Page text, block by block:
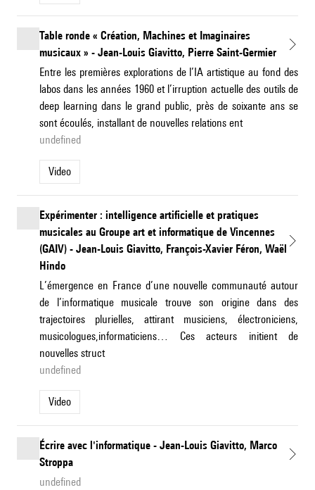
Table ronde « Création, Machines et Imaginaires
musicaux » - Jean-Louis Giavitto, Pierre Saint-Germier
Entre les premières explorations de l’IA artistique au fond des
labos dans les années 1960 et l’irruption actuelle des outils de
deep learning dans le grand public, près de soixante ans se
sont écoulés, installant de nouvelles relations ent
undefined
Video
Expérimenter : intelligence artificielle et pratiques
musicales au Groupe art et informatique de Vincennes
(GAIV) - Jean-Louis Giavitto, François-Xavier Féron, Waël
Hindo
L’émergence en France d’une nouvelle communauté autour
de l’informatique musicale trouve son origine dans des
trajectoires plurielles, attirant musiciens, électroniciens,
musicologues,informaticiens… Ces acteurs initient de
nouvelles struct
undefined
Video
Écrire avec l'informatique - Jean-Louis Giavitto, Marco
Stroppa
undefined